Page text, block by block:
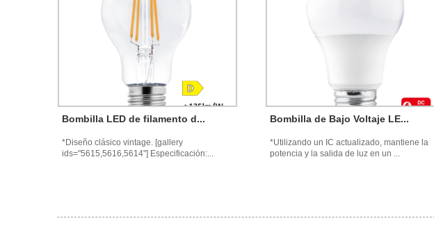
Bombilla LED de filamento d...
*Diseño clásico vintage. [gallery
ids="5615,5616,5614"] Especificación:...
Bombilla de Bajo Voltaje LE...
*Utilizando un IC actualizado, mantiene la
potencia y la salida de luz en un ...